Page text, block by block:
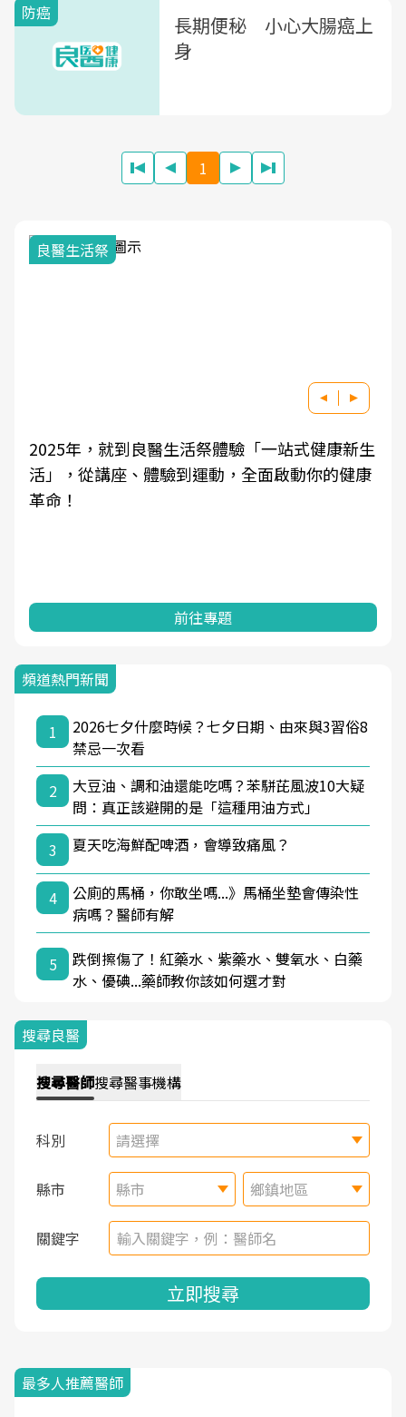
防癌
長期便秘 小心大腸癌上
身
1
我與健康韌性的距離
良醫健康網從「換季的身體變化」出發，透過醫
學觀點與日常感受的對話，建立對亞健康的認
知，進而引導實際的改善行動。
前往專題
頻道熱門新聞
1
2026七夕什麼時候？七夕日期、由來與3習俗8
禁忌一次看
2
大豆油、調和油還能吃嗎？苯駢芘風波10大疑
問：真正該避開的是「這種用油方式」
3
夏天吃海鮮配啤酒，會導致痛風？
4
公廁的馬桶，你敢坐嗎...》馬桶坐墊會傳染性
病嗎？醫師有解
5
跌倒擦傷了！紅藥水、紫藥水、雙氧水、白藥
水、優碘...藥師教你該如何選才對
搜尋良醫
搜尋醫師搜尋醫事機構
科別 請選擇
縣市 縣市 鄉鎮地區
關鍵字
立即搜尋
最多人推薦醫師